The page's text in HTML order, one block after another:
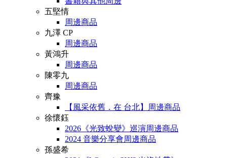
五堅情
周邊商品
九澤 CP
周邊商品
黃鴻升
周邊商品
陳零九
周邊商品
齊豫
【風采依舊．在 台北】周邊商品
徐懷鈺
2026《光致蛻變》巡演周邊商品
2024 音樂分享會周邊商品
孫盛希